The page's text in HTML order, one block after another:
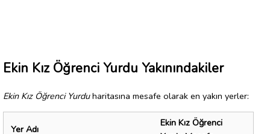
Ekin Kız Öğrenci Yurdu Yakınındakiler
Ekin Kız Öğrenci Yurduharitasına mesafe olarak en yakın yerler:
Yer Adı
Ekin Kız Öğrenci